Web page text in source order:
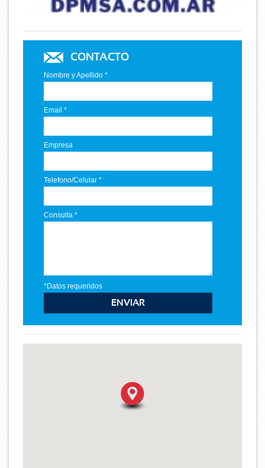
CONTACTO
Nombre y Apellido *
Email *
Empresa
Telefono/Celular *
Consulta *
*Datos requeridos
ENVIAR